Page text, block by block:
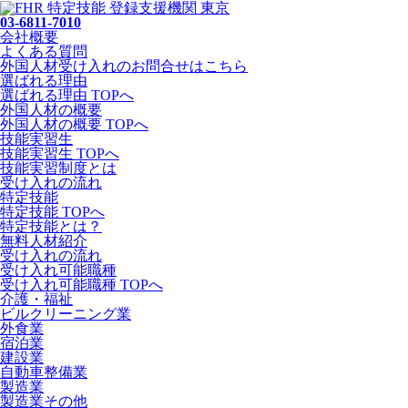
03-6811-7010
会社概要
よくある質問
外国人材受け入れのお問合せはこちら
選ばれる理由
選ばれる理由 TOPへ
外国人材の概要
外国人材の概要 TOPへ
技能実習生
技能実習生 TOPへ
技能実習制度とは
受け入れの流れ
特定技能
特定技能 TOPへ
特定技能とは？
無料人材紹介
受け入れの流れ
受け入れ可能職種
受け入れ可能職種 TOPへ
介護・福祉
ビルクリーニング業
外食業
宿泊業
建設業
自動車整備業
製造業
製造業その他